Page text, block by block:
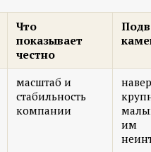
Что
показывает
честно
масштаб и
стабильность
компании
им